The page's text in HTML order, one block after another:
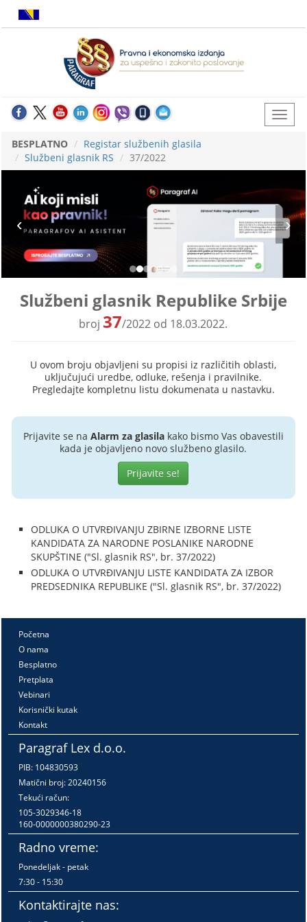
BESPLATNO
Registar službenih glasila
Službeni glasnik RS
37/2022
Službeni glasnik Republike Srbije
broj 37/2022 od 18.03.2022.
U ovom broju objavljeni su propisi iz različitih oblasti,
uključujući uredbe, odluke, rešenja i pravilnike.
Pregledajte kompletnu listu dokumenata u nastavku.
Prijavite se na Alarm za glasilakako bismo Vas obavestili
kada je objavljeno novo službeno glasilo.
Prijavite se!
ODLUKA O UTVRĐIVANJU ZBIRNE IZBORNE LISTE
KANDIDATA ZA NARODNE POSLANIKE NARODNE
SKUPŠTINE ("Sl. glasnik RS", br. 37/2022)
ODLUKA O UTVRĐIVANJU LISTE KANDIDATA ZA IZBOR
PREDSEDNIKA REPUBLIKE ("Sl. glasnik RS", br. 37/2022)
Početna
O nama
Besplatno
Pretplata
Vebinari
Korisnički kutak
Kontakt
Paragraf Lex d.o.o.
PIB: 104830593
Matični broj: 20240156
Tekući račun:
105-3029346-18
160-0000000380290-23
Radno vreme:
Ponedeljak - petak
7:30 - 15:30
Kontaktirajte nas: